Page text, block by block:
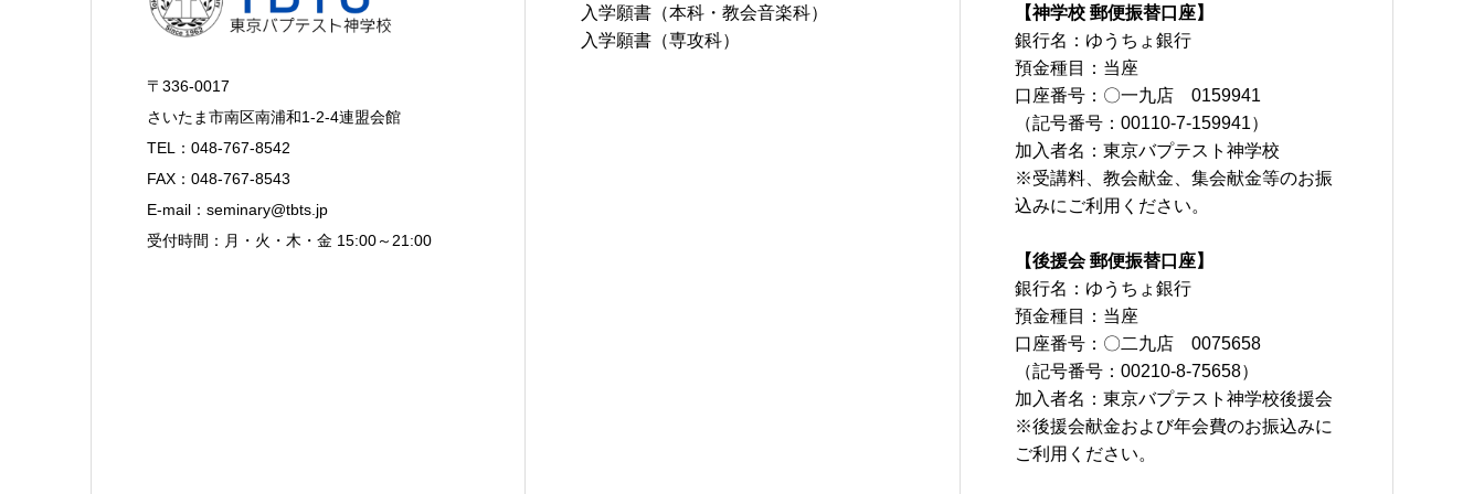
〒336-0017
さいたま市南区南浦和1-2-4連盟会館
TEL：048-767-8542
FAX：048-767-8543
E-mail：seminary@tbts.jp
受付時間：月・火・木・金 15:00～21:00
入学願書（本科・教会音楽科）
入学願書（専攻科）
【神学校 郵便振替口座】
銀行名：ゆうちょ銀行
預金種目：当座
口座番号：〇一九店 0159941
（記号番号：00110-7-159941）
加入者名：東京バプテスト神学校
※受講料、教会献金、集会献金等のお振
込みにご利用ください。
【後援会 郵便振替口座】
銀行名：ゆうちょ銀行
預金種目：当座
口座番号：〇二九店 0075658
（記号番号：00210-8-75658）
加入者名：東京バプテスト神学校後援会
※後援会献金および年会費のお振込みに
ご利用ください。